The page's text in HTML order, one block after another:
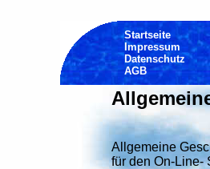
Startseite
Impressum
Datenschutz
AGB
Allgemeine
für den On-Line-